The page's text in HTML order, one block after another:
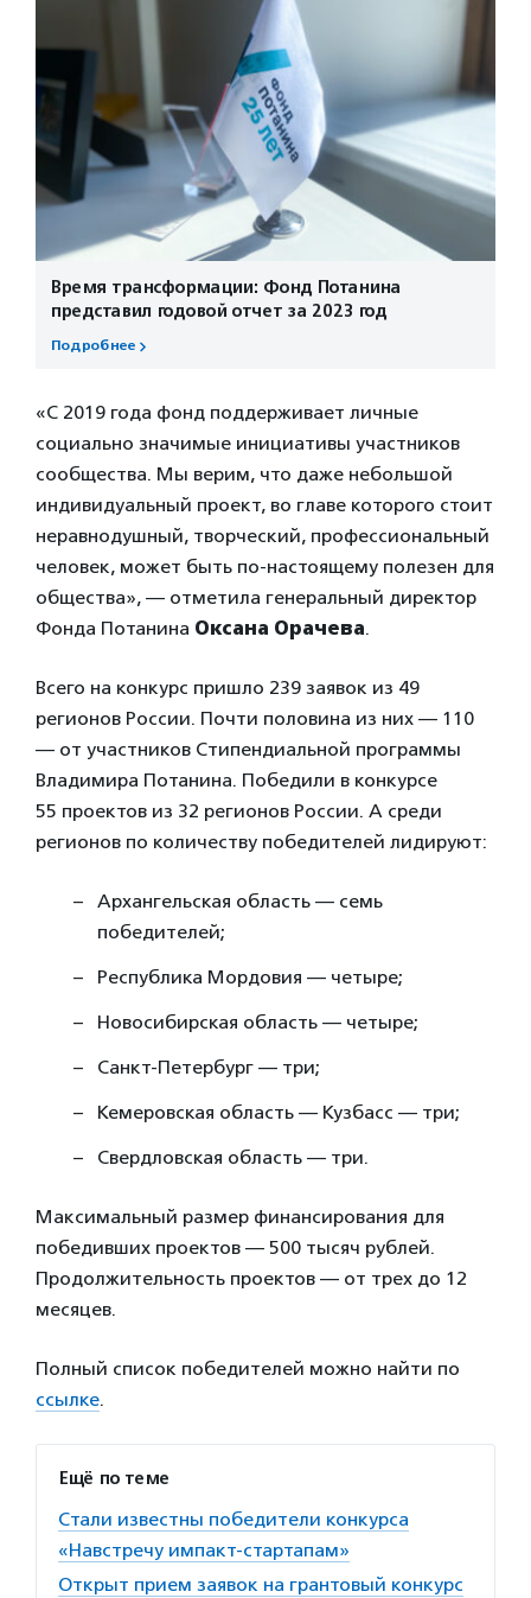
Время трансформации: Фонд Потанина
представил годовой отчет за 2023 год
Подробнее
«С 2019 года фонд поддерживает личные
социально значимые инициативы участников
сообщества. Мы верим, что даже небольшой
индивидуальный проект, во главе которого стоит
неравнодушный, творческий, профессиональный
человек, может быть по-настоящему полезен для
общества», — отметила генеральный директор
Фонда Потанина Оксана Орачева.
Всего на конкурс пришло 239 заявок из 49
регионов России. Почти половина из них — 110
— от участников Стипендиальной программы
Владимира Потанина. Победили в конкурсе
55 проектов из 32 регионов России. А среди
регионов по количеству победителей лидируют:
Архангельская область — семь
победителей;
Республика Мордовия — четыре;
Новосибирская область — четыре;
Санкт-Петербург — три;
Кемеровская область — Кузбасс — три;
Свердловская область — три.
Максимальный размер финансирования для
победивших проектов — 500 тысяч рублей.
Продолжительность проектов — от трех до 12
месяцев.
Полный список победителей можно найти по
ссылке.
Ещё по теме
Стали известны победители конкурса
«Навстречу импакт-стартапам»
Открыт прием заявок на грантовый конкурс